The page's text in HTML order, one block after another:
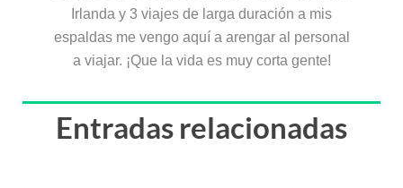
Irlanda y 3 viajes de larga duración a mis
espaldas me vengo aquí a arengar al personal
a viajar. ¡Que la vida es muy corta gente!
Entradas relacionadas